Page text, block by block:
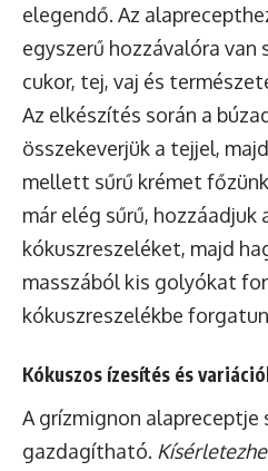
elegendő. Az
egyszerű hozzávalóra van
cukor, tej, vaj és
Az elkészítés során a
összekeverjük a tejjel,
mellett sűrű krémet
már elég sűrű, hozzáadjuk
kókuszreszeléket, majd
masszából kis golyókat
kókuszreszelékbe
Kókuszos ízesítés és
A grízmignon
gazdagítható.